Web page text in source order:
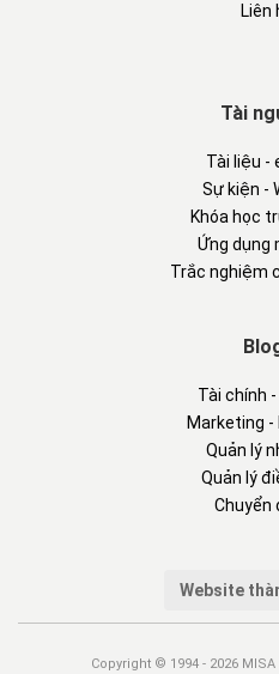
Liên
Tài
Tài liệu -
Sự kiện -
Khóa học
Ứng dụng
Trắc nghiệm
Tài chính
Marketing -
Quản lý
Quản lý
Chuyển
Website
Copyright © 1994 - 2026 MISA